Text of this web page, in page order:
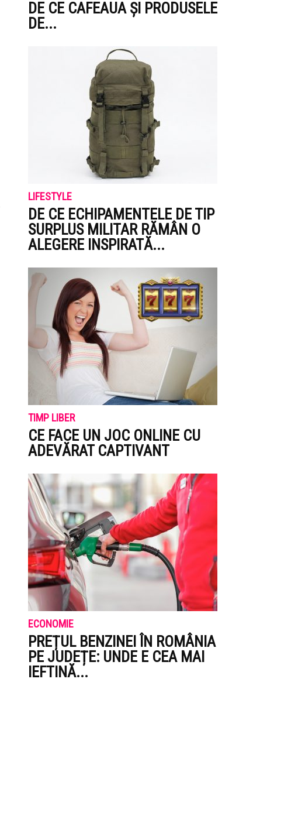
DE CE CAFEAUA ȘI PRODUSELE
DE...
LIFESTYLE
DE CE ECHIPAMENTELE DE TIP
SURPLUS MILITAR RĂMÂN O
ALEGERE INSPIRATĂ...
TIMP LIBER
CE FACE UN JOC ONLINE CU
ADEVĂRAT CAPTIVANT
ECONOMIE
PREȚUL BENZINEI ÎN ROMÂNIA
PE JUDEȚE: UNDE E CEA MAI
IEFTINĂ...